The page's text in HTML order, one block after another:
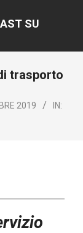
SU
trasporto
2019
IN: